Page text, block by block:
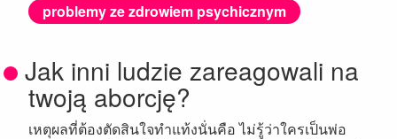
problemy ze zdrowiem psychicznym
Jak inni ludzie zareagowali na
twoją aborcję?
เหตุผลที่ต้องตัดสินใจทำแท้งนั่นคือ ไม่รู้ว่าใครเป็นพ่อ